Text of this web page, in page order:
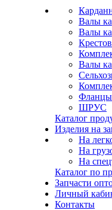
Валы
Валы
Валы
Фланцы
ШРУС
Каталог
Изделия на
На
На
На
Каталог по
Запчасти
Личный
Контакты